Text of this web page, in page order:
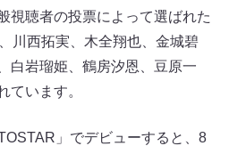
視聴者の投票によって選ばれた
川西拓実、木全翔也、金城碧
白岩瑠姫、鶴房汐恩、豆原一
ています。
」でデビューすると、8